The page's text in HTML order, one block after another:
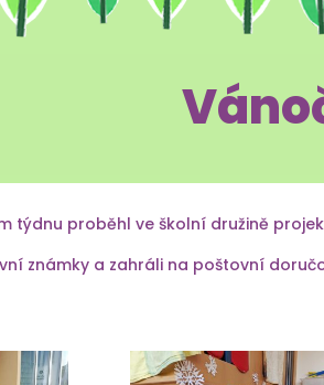
týdnu proběhl ve školní družině
známky a zahráli na poštovní